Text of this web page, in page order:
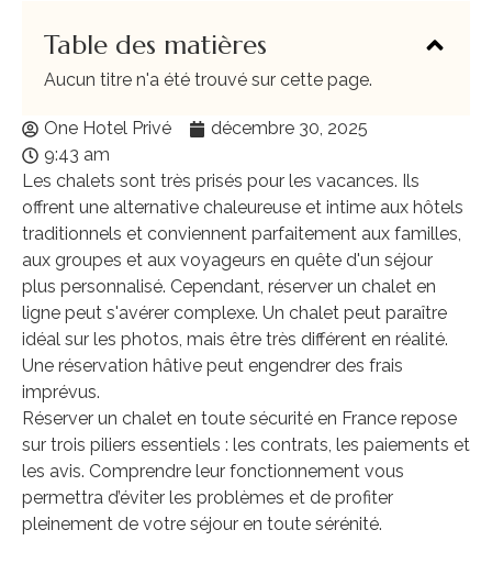
Table des matières
Aucun titre n'a été trouvé sur cette page.
One Hotel Privé
décembre 30, 2025
9:43 am
Les chalets sont très prisés pour les vacances. Ils
offrent une alternative chaleureuse et intime aux hôtels
traditionnels et conviennent parfaitement aux familles,
aux groupes et aux voyageurs en quête d'un séjour
plus personnalisé. Cependant, réserver un chalet en
ligne peut s'avérer complexe. Un chalet peut paraître
idéal sur les photos, mais être très différent en réalité.
Une réservation hâtive peut engendrer des frais
imprévus.
Réserver un chalet en toute sécurité en France repose
sur trois piliers essentiels : les contrats, les paiements et
les avis. Comprendre leur fonctionnement vous
permettra d’éviter les problèmes et de profiter
pleinement de votre séjour en toute sérénité.